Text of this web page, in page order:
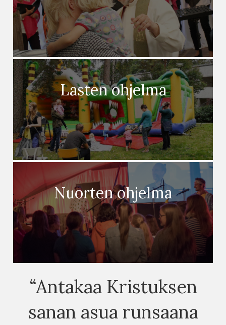
Lasten ohjelma
Nuorten ohjelma
“Antakaa Kristuksen
sanan asua runsaana